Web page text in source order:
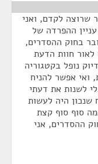
שרוצה לקדם, ואני
ההפרדה של
בחוק ההסדרים,
לאור חוות הדעת
נופל בקטגוריה
ואי אפשר להניח
לשנות את דעתי
שנכון היה לעשות
סוף סוף קצת
ההסדרים, אני